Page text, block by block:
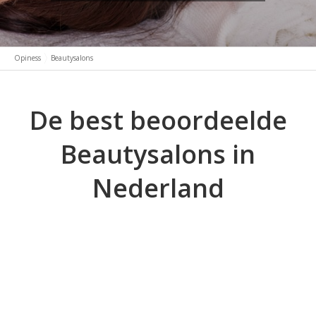
Opiness Beautysalons
De best beoordeelde
Beautysalons in
Nederland